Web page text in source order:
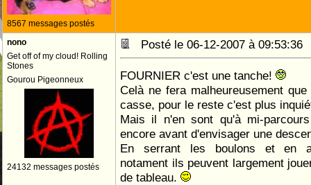
8567 messages postés
nono
Get off of my cloud! Rolling
Stones
Gourou Pigeonneux
24132 messages postés
Posté le 06-12-2007 à
FOURNIER c'est une tanche!
Celà ne fera malheureusement
casse, pour le reste c'est plus
Mais il n'en sont qu'à mi-
encore avant d'envisager une
En serrant les boulons et en
notament ils peuvent largement
de tableau.